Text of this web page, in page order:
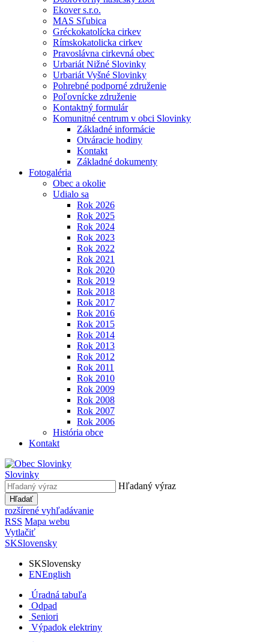
Ekover s.r.o.
MAS Sľubica
Gréckokatolícka cirkev
Rímskokatolicka cirkev
Pravoslávna cirkevná obec
Urbariát Nižné Slovinky
Urbariát Vyšné Slovinky
Pohrebné podporné združenie
Poľovnícke združenie
Kontaktný formulár
Komunitné centrum v obci Slovinky
Základné informácie
Otváracie hodiny
Kontakt
Základné dokumenty
Fotogaléria
Obec a okolie
Udialo sa
Rok 2026
Rok 2025
Rok 2024
Rok 2023
Rok 2022
Rok 2021
Rok 2020
Rok 2019
Rok 2018
Rok 2017
Rok 2016
Rok 2015
Rok 2014
Rok 2013
Rok 2012
Rok 2011
Rok 2010
Rok 2009
Rok 2008
Rok 2007
Rok 2006
História obce
Kontakt
Slovinky
Hľadaný výraz
Hľadať
rozšírené vyhľadávanie
RSS Mapa webu
Vytlačiť
SKSlovensky
SKSlovensky
ENEnglish
Úradná tabuľa
Odpad
Seniori
Výpadok elektriny